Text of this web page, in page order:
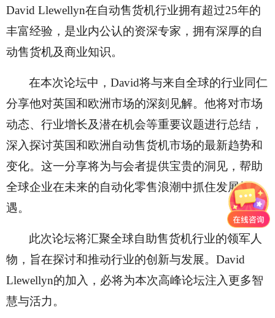
David Llewellyn在自动售货机行业拥有超过25年的
丰富经验，是业内公认的资深专家，拥有深厚的自
动售货机及商业知识。
在本次论坛中， David将与来自全球的行业同仁
分享他对英国和欧洲市场的深刻见解。他将对市场
动态、行业增长及潜在机会等重要议题进行总结，
深入探讨英国和欧洲自动售货机市场的最新趋势和
变化。这一分享将为与会者提供宝贵的洞见，帮助
全球企业在未来的自动化零售浪潮中抓住发展机
遇。
此次论坛将汇聚全球自助售货机行业的领军人
物，旨在探讨和推动行业的创新与发展。 David
Llewellyn的加入，必将为本次高峰论坛注入更多智
慧与活力。